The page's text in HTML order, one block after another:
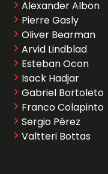
Alexander Albon
Pierre Gasly
Oliver Bearman
Arvid Lindblad
Esteban Ocon
Isack Hadjar
Gabriel Bortoleto
Franco Colapinto
Sergio Pérez
Valtteri Bottas